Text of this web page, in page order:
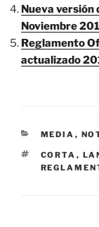
Nueva versión
Noviembre
Reglamento
actualizado
MEDIA ,
ETIQUETAS
CORTA ,